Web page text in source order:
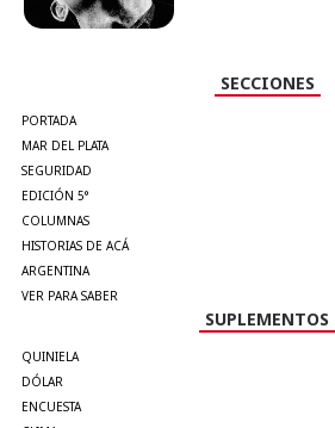
SECCIONES
PORTADA
MAR DEL PLATA
SEGURIDAD
EDICIÓN 5°
COLUMNAS
HISTORIAS DE ACÁ
ARGENTINA
VER PARA SABER
SUPLEMENTOS
QUINIELA
DÓLAR
ENCUESTA